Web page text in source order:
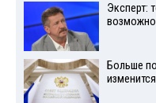
Эксперт:
Больше